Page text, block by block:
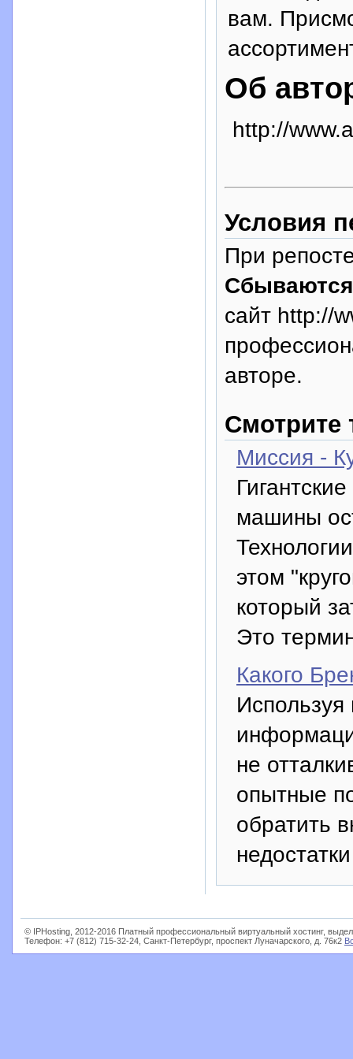
вам.
Об
http://
Условия
При
Сбываются
сайт http://
авторе.
Смотрите
Миссия -
машины
этом
который
Это
Какого
Используя
не
опытные
обратить
© IPHosting, 2012-2016 Платный профессиональный виртуальный хостинг,
Телефон: +7 (812) 715-32-24, Санкт-Петербург, проспект Луначарского, д. 76к2